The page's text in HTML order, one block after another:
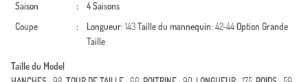
Saison
:
4 Saisons
Coupe
: Longueur: 143Taille du mannequin: 42-44Option Grande
Taille
Taille du Model